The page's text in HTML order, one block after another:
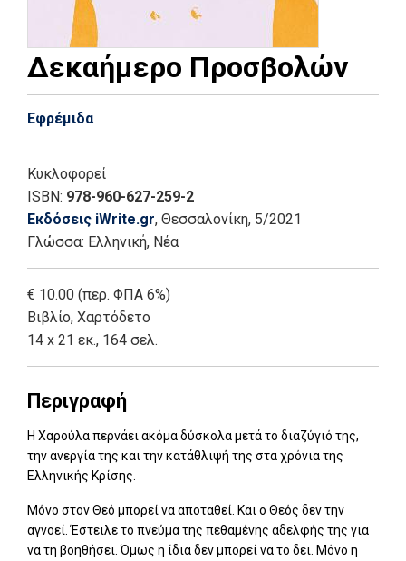
Δεκαήμερο Προσβολών
Εφρέμιδα
Κυκλοφορεί
ISBN: 978-960-627-259-2
Εκδόσεις iWrite.gr, Θεσσαλονίκη, 5/2021
Γλώσσα: Ελληνική, Νέα
€ 10.00 (περ. ΦΠΑ 6%)
Βιβλίο, Χαρτόδετο
14 x 21 εκ., 164 σελ.
Περιγραφή
Η Χαρούλα περνάει ακόµα δύσκολα µετά το διαζύγιό της,
την ανεργία της και την κατάθλιψή της στα χρόνια της
Ελληνικής Κρίσης.
Μόνο στον Θεό µπορεί να αποταθεί. Και ο Θεός δεν την
αγνοεί. Έστειλε το πνεύµα της πεθαµένης αδελφής της για
να τη βοηθήσει. Όµως η ίδια δεν µπορεί να το δει. Μόνο η